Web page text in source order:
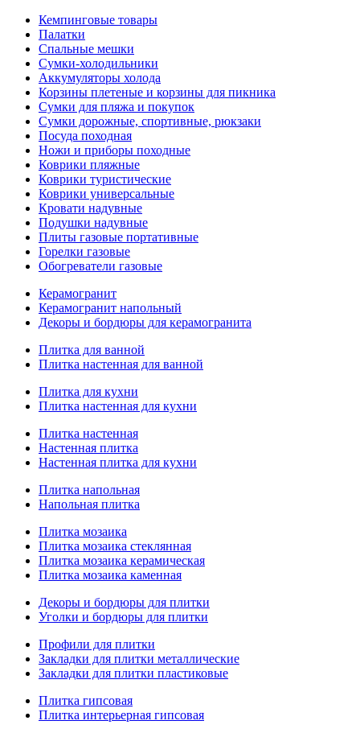
Кемпинговые товары
Палатки
Спальные мешки
Сумки-холодильники
Аккумуляторы холода
Корзины плетеные и корзины для пикника
Сумки для пляжа и покупок
Сумки дорожные, спортивные, рюкзаки
Посуда походная
Ножи и приборы походные
Коврики пляжные
Коврики туристические
Коврики универсальные
Кровати надувные
Подушки надувные
Плиты газовые портативные
Горелки газовые
Обогреватели газовые
Керамогранит
Керамогранит напольный
Декоры и бордюры для керамогранита
Плитка для ванной
Плитка настенная для ванной
Плитка для кухни
Плитка настенная для кухни
Плитка настенная
Настенная плитка
Настенная плитка для кухни
Плитка напольная
Напольная плитка
Плитка мозаика
Плитка мозаика стеклянная
Плитка мозаика керамическая
Плитка мозаика каменная
Декоры и бордюры для плитки
Уголки и бордюры для плитки
Профили для плитки
Закладки для плитки металлические
Закладки для плитки пластиковые
Плитка гипсовая
Плитка интерьерная гипсовая